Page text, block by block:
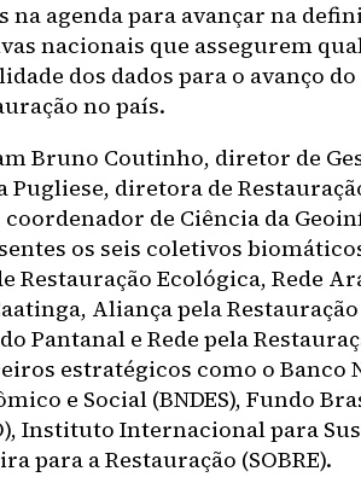
na agenda para avançar na
nacionais que assegurem
dos dados para o avanço
no país.
Bruno Coutinho, diretor de
diretora de
de Ciência da
os seis coletivos
Restauração Ecológica, Rede
Aliança pela
Pantanal e Rede pela
estratégicos como o Banco
e Social (BNDES), Fundo
Instituto Internacional para
para a Restauração (SOBRE).